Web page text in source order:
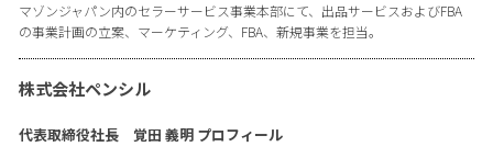
マゾンジャパン内のセラーサービス事業本部にて、出品サービスおよびFBA
の事業計画の立案、マーケティング、FBA、新規事業を担当。
株式会社ペンシル
代表取締役社長 覚田 義明 プロフィール